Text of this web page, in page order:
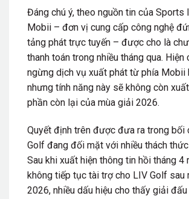
Đáng chú ý, theo nguồn tin của Sports
Mobii – đơn vị cung cấp công nghệ
tảng phát trực tuyến – được cho là
thanh toán trong nhiều tháng qua. Hiện
ngừng dịch vụ xuất phát từ phía Mobii
nhưng tính năng này sẽ không còn
phần còn lại của mùa giải 2026.
Quyết định trên được đưa ra trong bối
Golf đang đối mặt với nhiều thách
Sau khi xuất hiện thông tin hồi tháng 4
không tiếp tục tài trợ cho LIV Golf sau
2026, nhiều dấu hiệu cho thấy giải